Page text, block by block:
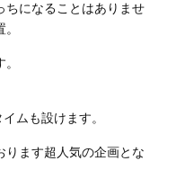
ちになることはありませ
ムも設けます。
ります超人気の企画とな